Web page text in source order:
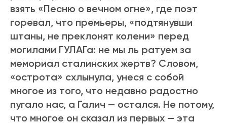
взять «Песню о вечном огне», где поэт
горевал, что премьеры, «подтянувши
штаны, не преклонят колени» перед
могилами ГУЛАГа: не мы ль ратуем за
мемориал сталинских жертв? Словом,
«острота» схлынула, унеся с собой
многое из того, что недавно радостно
пугало нас, а Галич — остался. Не потому,
что многое он сказал из первых — эта